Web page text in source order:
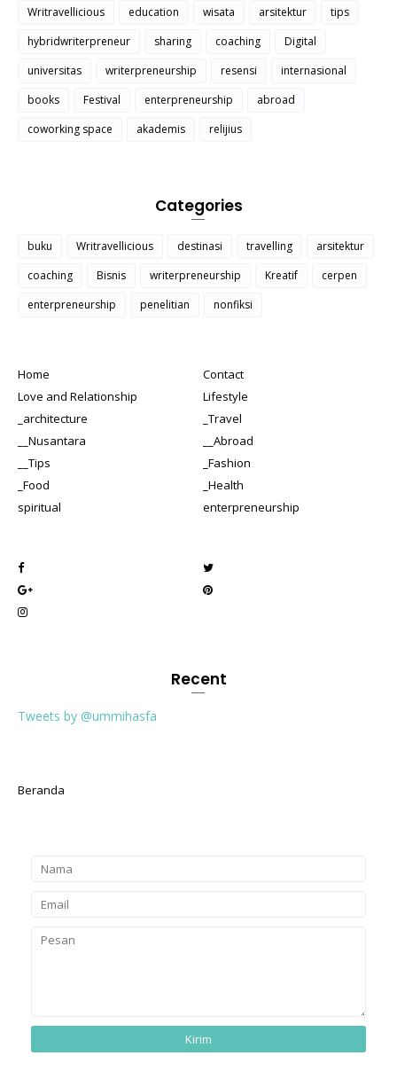
Writravellicious education wisata arsitektur
tips
hybridwriterpreneur
sharing coaching
Digital
universitas
writerpreneurship resensi
internasional
books
Festival enterpreneurship
abroad
coworking space
akademis relijius
Categories
buku Writravellicious destinasi travelling
arsitektur
coaching
Bisnis writerpreneurship Kreatif
cerpen
enterpreneurship
penelitian nonfiksi
Home
Contact
Love and Relationship
Lifestyle
_architecture
_Travel
__Nusantara
__Abroad
__Tips
_Fashion
_Food
_Health
spiritual
enterpreneurship
Recent
Tweets by @ummihasfa
Beranda